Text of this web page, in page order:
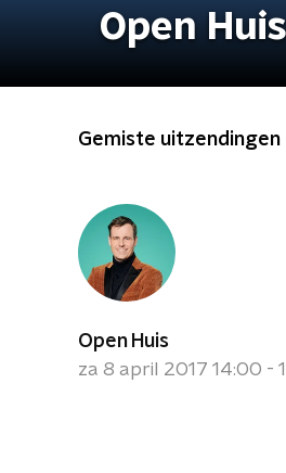
Open Huis
Gemiste uitzendingen
Open Huis
za 8 april 2017 14:00 -